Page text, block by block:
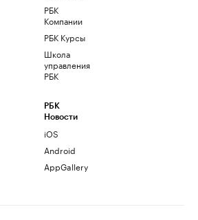
РБК
Компании
РБК Курсы
Школа
управления
РБК
РБК
Новости
iOS
Android
AppGallery